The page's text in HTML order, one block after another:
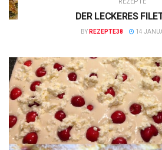
DER LECKERES
BY REZEPTE38 14